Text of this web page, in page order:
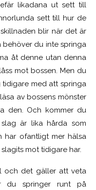
likadana ut sett till
sett till hur de
blir när det är
behöver du inte springa
åt denne utan denna
mot bossen. Men du
med att springa
av bossens mönster
den. Och kommer du
är lika hårda som
har ofantligt mer hälsa
mot tidigare har.
och det gäller att veta
du springer runt på